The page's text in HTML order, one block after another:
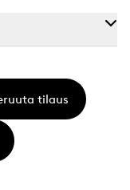
tilaus